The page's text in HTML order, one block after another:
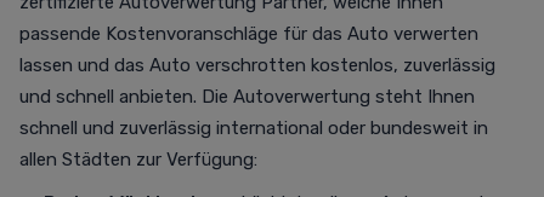
passende Kostenvoranschläge für das Auto verwerten
lassen und das Auto verschrotten kostenlos, zuverlässig
und schnell anbieten. Die Autoverwertung steht Ihnen
schnell und zuverlässig international oder bundesweit in
allen Städten zur Verfügung: